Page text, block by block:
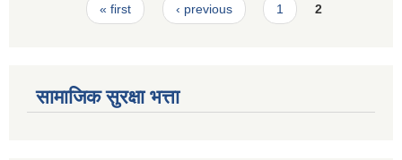
Pages« first ‹ previous 1 2
सामाजिक सुरक्षा भत्ता